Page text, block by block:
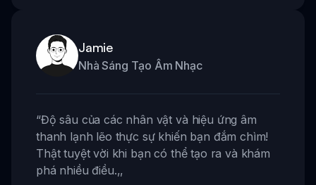
Jamie
Nhà Sáng Tạo Âm Nhạc
“Độ sâu của các nhân vật và hiệu ứng âm
thanh lạnh lẽo thực sự khiến bạn đắm chìm!
Thật tuyệt vời khi bạn có thể tạo ra và khám
phá nhiều điều.,,